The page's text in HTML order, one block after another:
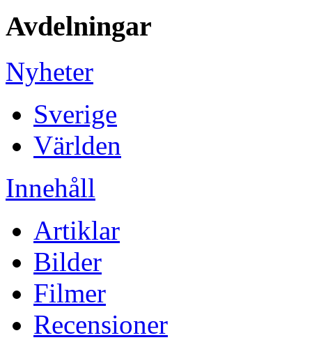
Avdelningar
Nyheter
Sverige
Världen
Innehåll
Artiklar
Bilder
Filmer
Recensioner